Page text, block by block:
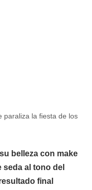
paraliza la fiesta de los
belleza con make
al tono del
final